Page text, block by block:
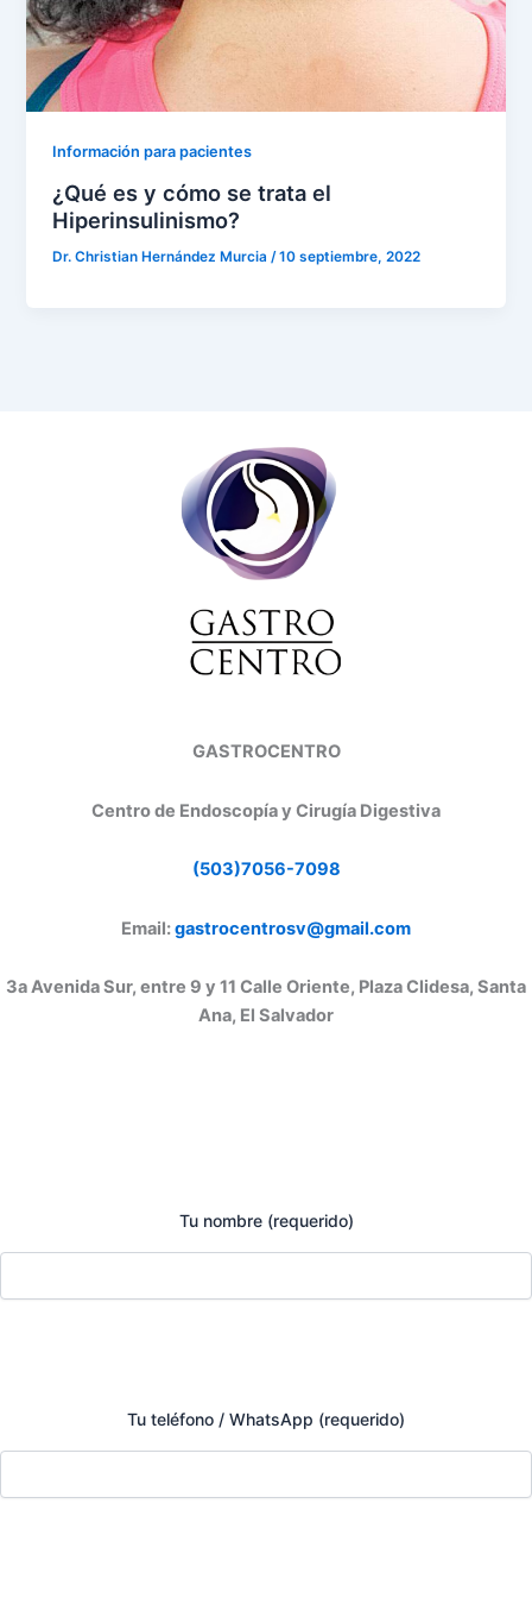
Información para pacientes
¿Qué es y cómo se trata el
Hiperinsulinismo?
Dr. Christian Hernández Murcia/10 septiembre, 2022
GASTROCENTRO
Centro de Endoscopía y Cirugía Digestiva
(503)7056-7098
Email:gastrocentrosv@gmail.com
3a Avenida Sur, entre 9 y 11 Calle Oriente, Plaza Clidesa, Santa
Ana, El Salvador
Tu nombre (requerido)
Tu teléfono / WhatsApp (requerido)